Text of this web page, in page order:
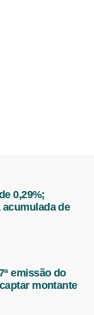
0,29%;
de
emissão do
montante